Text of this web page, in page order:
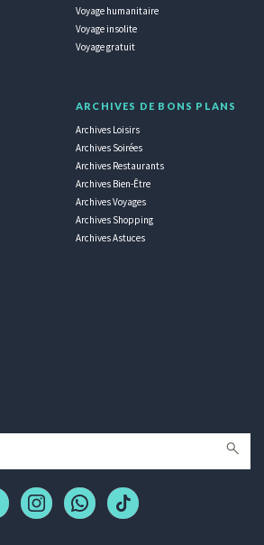
Voyage humanitaire
Voyage insolite
Voyage gratuit
ARCHIVES DE BONS PLANS
Archives Loisirs
Archives Soirées
Archives Restaurants
Archives Bien-Être
Archives Voyages
Archives Shopping
Archives Astuces